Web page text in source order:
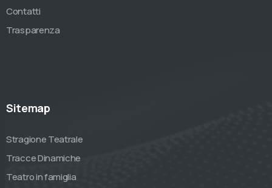
Contatti
Trasparenza
Sitemap
Stragione Teatrale
Tracce Dinamiche
Teatro in famiglia